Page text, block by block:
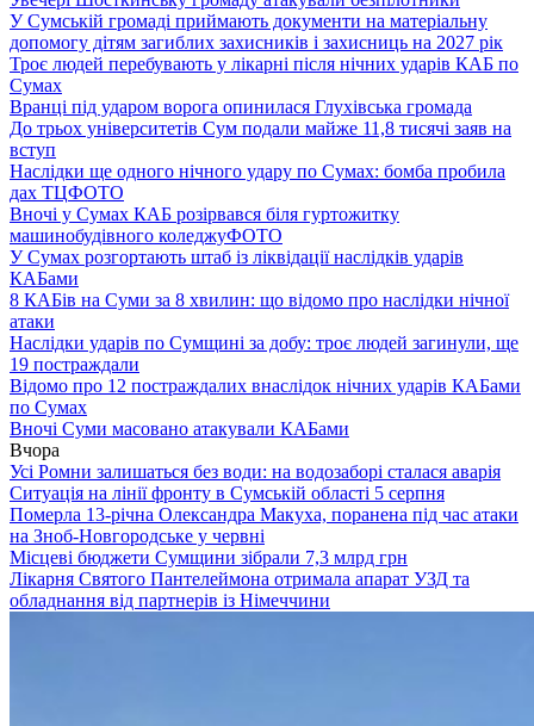
У Сумській громаді приймають документи на матеріальну
допомогу дітям загиблих захисників і захисниць на 2027 рік
Троє людей перебувають у лікарні після нічних ударів КАБ по
Сумах
Вранці під ударом ворога опинилася Глухівська громада
До трьох університетів Сум подали майже 11,8 тисячі заяв на
вступ
Наслідки ще одного нічного удару по Сумах: бомба пробила
дах ТЦФОТО
Вночі у Сумах КАБ розірвався біля гуртожитку
машинобудівного коледжуФОТО
У Сумах розгортають штаб із ліквідації наслідків ударів
КАБами
8 КАБів на Суми за 8 хвилин: що відомо про наслідки нічної
атаки
Наслідки ударів по Сумщині за добу: троє людей загинули, ще
19 постраждали
Відомо про 12 постраждалих внаслідок нічних ударів КАБами
по Сумах
Вночі Суми масовано атакували КАБами
Вчора
Усі Ромни залишаться без води: на водозаборі сталася аварія
Ситуація на лінії фронту в Сумській області 5 серпня
Померла 13-річна Олександра Макуха, поранена під час атаки
на Зноб-Новгородське у червні
Місцеві бюджети Сумщини зібрали 7,3 млрд грн
Лікарня Святого Пантелеймона отримала апарат УЗД та
обладнання від партнерів із Німеччини